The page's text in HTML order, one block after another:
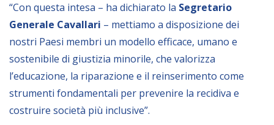
“Con questa intesa – ha dichiarato la Segretario
Generale Cavallari – mettiamo a disposizione dei
nostri Paesi membri un modello efficace, umano e
sostenibile di giustizia minorile, che valorizza
l’educazione, la riparazione e il reinserimento come
strumenti fondamentali per prevenire la recidiva e
costruire società più inclusive”.